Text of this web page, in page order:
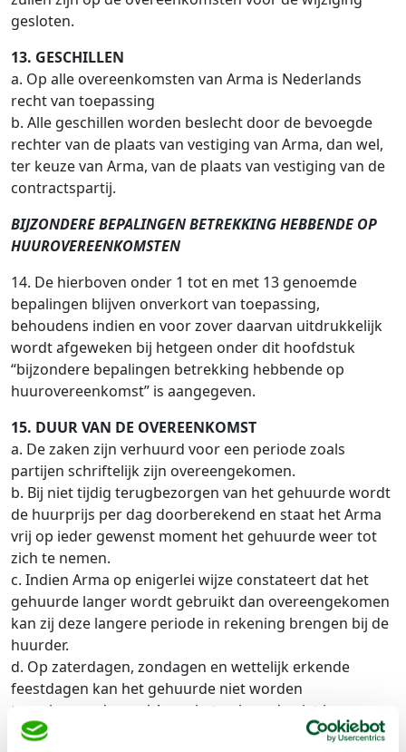
gesloten.
13. GESCHILLEN
a. Op alle overeenkomsten van Arma is Nederlands
recht van toepassing
b. Alle geschillen worden beslecht door de bevoegde
rechter van de plaats van vestiging van Arma, dan wel,
ter keuze van Arma, van de plaats van vestiging van de
contractspartij.
BIJZONDERE BEPALINGEN BETREKKING HEBBENDE OP
HUUROVEREENKOMSTEN
14. De hierboven onder 1 tot en met 13 genoemde
bepalingen blijven onverkort van toepassing,
behoudens indien en voor zover daarvan uitdrukkelijk
wordt afgeweken bij hetgeen onder dit hoofdstuk
“bijzondere bepalingen betrekking hebbende op
huurovereenkomst” is aangegeven.
15. DUUR VAN DE OVEREENKOMST
a. De zaken zijn verhuurd voor een periode zoals
partijen schriftelijk zijn overeengekomen.
b. Bij niet tijdig terugbezorgen van het gehuurde wordt
de huurprijs per dag doorberekend en staat het Arma
vrij op ieder gewenst moment het gehuurde weer tot
zich te nemen.
c. Indien Arma op enigerlei wijze constateert dat het
gehuurde langer wordt gebruikt dan overeengekomen
kan zij deze langere periode in rekening brengen bij de
huurder.
d. Op zaterdagen, zondagen en wettelijk erkende
feestdagen kan het gehuurde niet worden
terugbezorgd en zal Arma het gehuurde niet in
ontvangst nemen. Op alle andere dagen kan slechts